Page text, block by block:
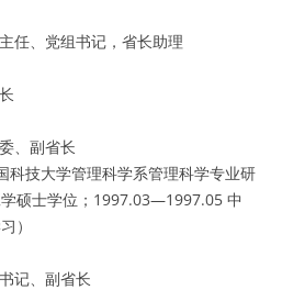
任、党组书记，省长助理
、副省长
科技大学管理科学系管理科学专业研
硕士学位；1997.03—1997.05 中
）
记、副省长